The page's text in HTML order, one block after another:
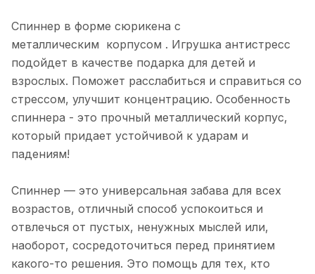
Спиннер в форме сюрикена с
металлическим корпусом . Игрушка антистресс
подойдет в качестве подарка для детей и
взрослых. Поможет расслабиться и справиться со
стрессом, улучшит концентрацию. Особенность
спиннера - это прочный металлический корпус,
который придает устойчивой к ударам и
падениям!
Спиннер — это универсальная забава для всех
возрастов, отличный способ успокоиться и
отвлечься от пустых, ненужных мыслей или,
наоборот, сосредоточиться перед принятием
какого-то решения. Это помощь для тех, кто